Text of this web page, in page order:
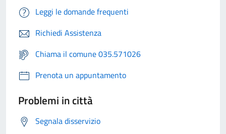
Leggi le domande frequenti
Richiedi Assistenza
Chiama il comune 035.571026
Prenota un appuntamento
Problemi in città
Segnala disservizio